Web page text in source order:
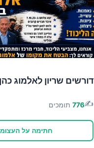
דורשים שריון לאלמוג
✍️
776 תומכים
חתימה על